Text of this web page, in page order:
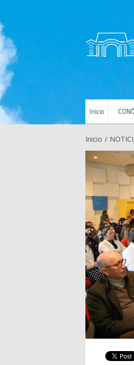
Inicio
Inicio /